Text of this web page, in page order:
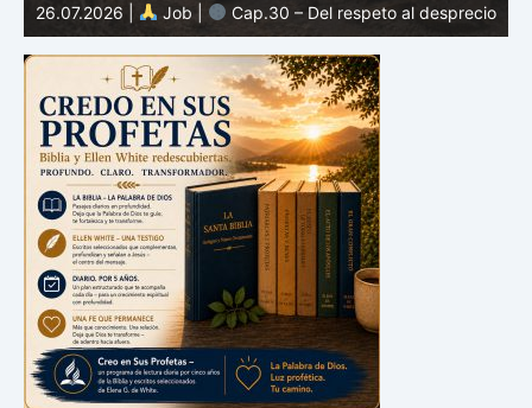
26.07.2026 |
Job | Cap.30 – Del respeto al desprecio